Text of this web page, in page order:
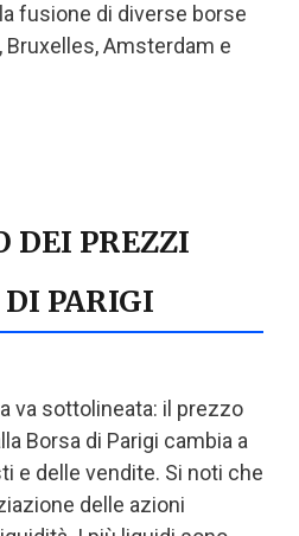
fusione di diverse borse
Bruxelles, Amsterdam e
DEI PREZZI
PARIGI
va sottolineata: il prezzo
Borsa di Parigi cambia a
e delle vendite. Si noti che
delle azioni